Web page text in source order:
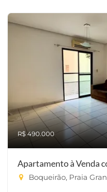
R$ 490.000
Apartamento à Venda
Boqueirão, Praia